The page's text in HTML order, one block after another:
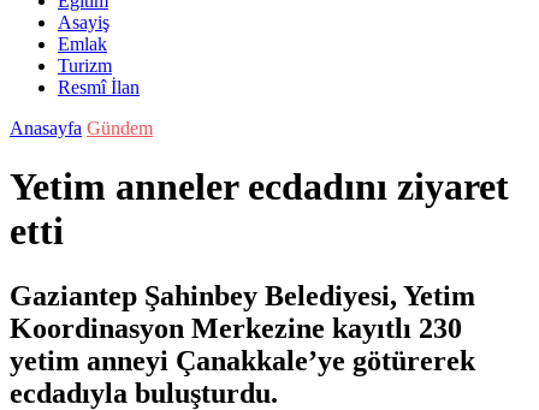
Asayiş
Emlak
Turizm
Resmî İlan
Anasayfa Gündem
Yetim anneler ecdadını ziyaret
etti
Gaziantep Şahinbey Belediyesi, Yetim
Koordinasyon Merkezine kayıtlı 230
yetim anneyi Çanakkale’ye götürerek
ecdadıyla buluşturdu.